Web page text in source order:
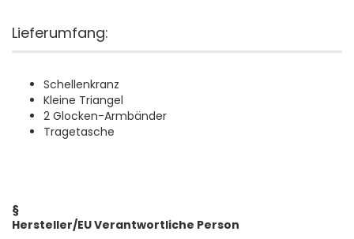
Lieferumfang:
Schellenkranz
Kleine Triangel
2 Glocken-Armbänder
Tragetasche
§
Hersteller/EU Verantwortliche Person